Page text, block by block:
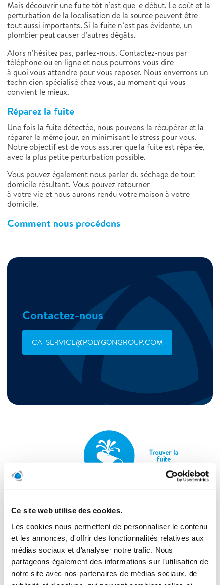
Ce site web utilise des cookies.
Les cookies nous permettent de personnaliser le contenu
et les annonces, d'offrir des fonctionnalités relatives aux
médias sociaux et d'analyser notre trafic. Nous
partageons également des informations sur l'utilisation de
notre site avec nos partenaires de médias sociaux, de
Mais découvrir une fuite tôt n’est que le début. Le coût et la
perturbation de la localisation de la source peuvent être
tout aussi importants. Si la fuite n’est pas évidente, un
plombier peut causer d’autres dégâts.
Alors n’hésitez pas, parlez-nous. Contactez-nous par
téléphone ou en ligne et nous pourrons vous dire
à quoi vous attendre pour vous reposer. Nous enverrons un
technicien spécialisé chez vous, au moment qui vous
convient le mieux.
Réparez la fuite
Une fois la fuite détectée, nous pouvons la récupérer et la
réparer le même jour, en minimisant le stress pour vous.
Notre objectif est de vous assurer que la fuite est réparée,
avec la plus petite perturbation possible.
Vous pouvez également nous parler du séchage de tout
domicile résultant. Vous pouvez retourner
à votre vie et nous aurons rendu votre maison à votre
domicile.
Comment nous procédons
Contactez-nous
CA_SERVICE@POLYGONGROUP.COM